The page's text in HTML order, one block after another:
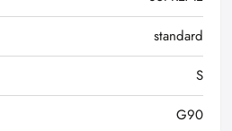
standard
S
G90